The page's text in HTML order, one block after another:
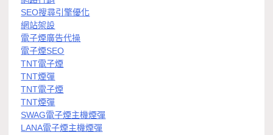
SEO搜尋引擎優化
網站架設
電子煙廣告代操
電子煙SEO
TNT電子煙
TNT煙彈
TNT電子煙
TNT煙彈
SWAG電子煙主機煙彈
LANA電子煙主機煙彈